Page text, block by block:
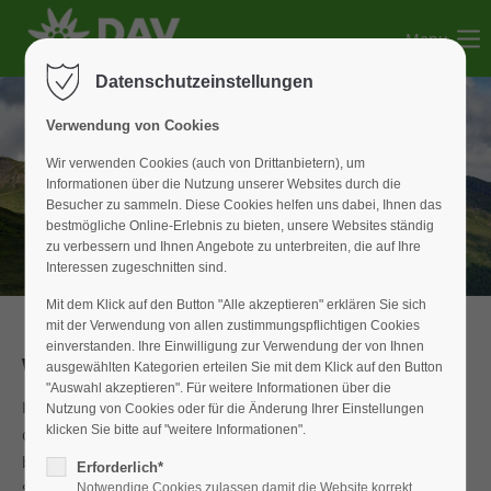
Der Eintrag "offcanvas-col2" existiert leider nicht.
Der Eintrag "offcanvas-col3" existiert leider nicht.
Der Eintrag "offcanvas-col4" existiert leider nicht.
Menu
Wander Wochenende
In diesem Jahr fanden sich für das Tourenwochenende um
die Weißenburger Hütte 10 Bergfreunde zusammen. Bei
bestem Bergwetter ging es am Samstag vorbei am
Datenschutzeinstellungen
Verwendung von Cookies
Wir verwenden Cookies (auch von Drittanbietern), um
Informationen über die Nutzung unserer Websites durch die
Besucher zu sammeln. Diese Cookies helfen uns dabei, Ihnen das
bestmögliche Online-Erlebnis zu bieten, unsere Websites ständig
zu verbessern und Ihnen Angebote zu unterbreiten, die auf Ihre
Interessen zugeschnitten sind.
Mit dem Klick auf den Button "Alle akzeptieren" erklären Sie sich
mit der Verwendung von allen zustimmungspflichtigen Cookies
einverstanden. Ihre Einwilligung zur Verwendung der von Ihnen
ausgewählten Kategorien erteilen Sie mit dem Klick auf den Button
"Auswahl akzeptieren". Für weitere Informationen über die
Nutzung von Cookies oder für die Änderung Ihrer Einstellungen
klicken Sie bitte auf "weitere Informationen".
Erforderlich*
Notwendige Cookies zulassen damit die Website korrekt